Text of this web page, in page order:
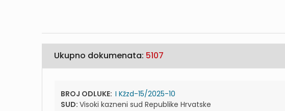
Ukupno dokumenata: 5107
BROJ ODLUKE: I Kžzd-15/2025-10
SUD: Visoki kazneni sud Republike Hrvatske